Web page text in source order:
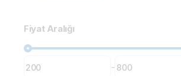
Fiyat Aralığı
-